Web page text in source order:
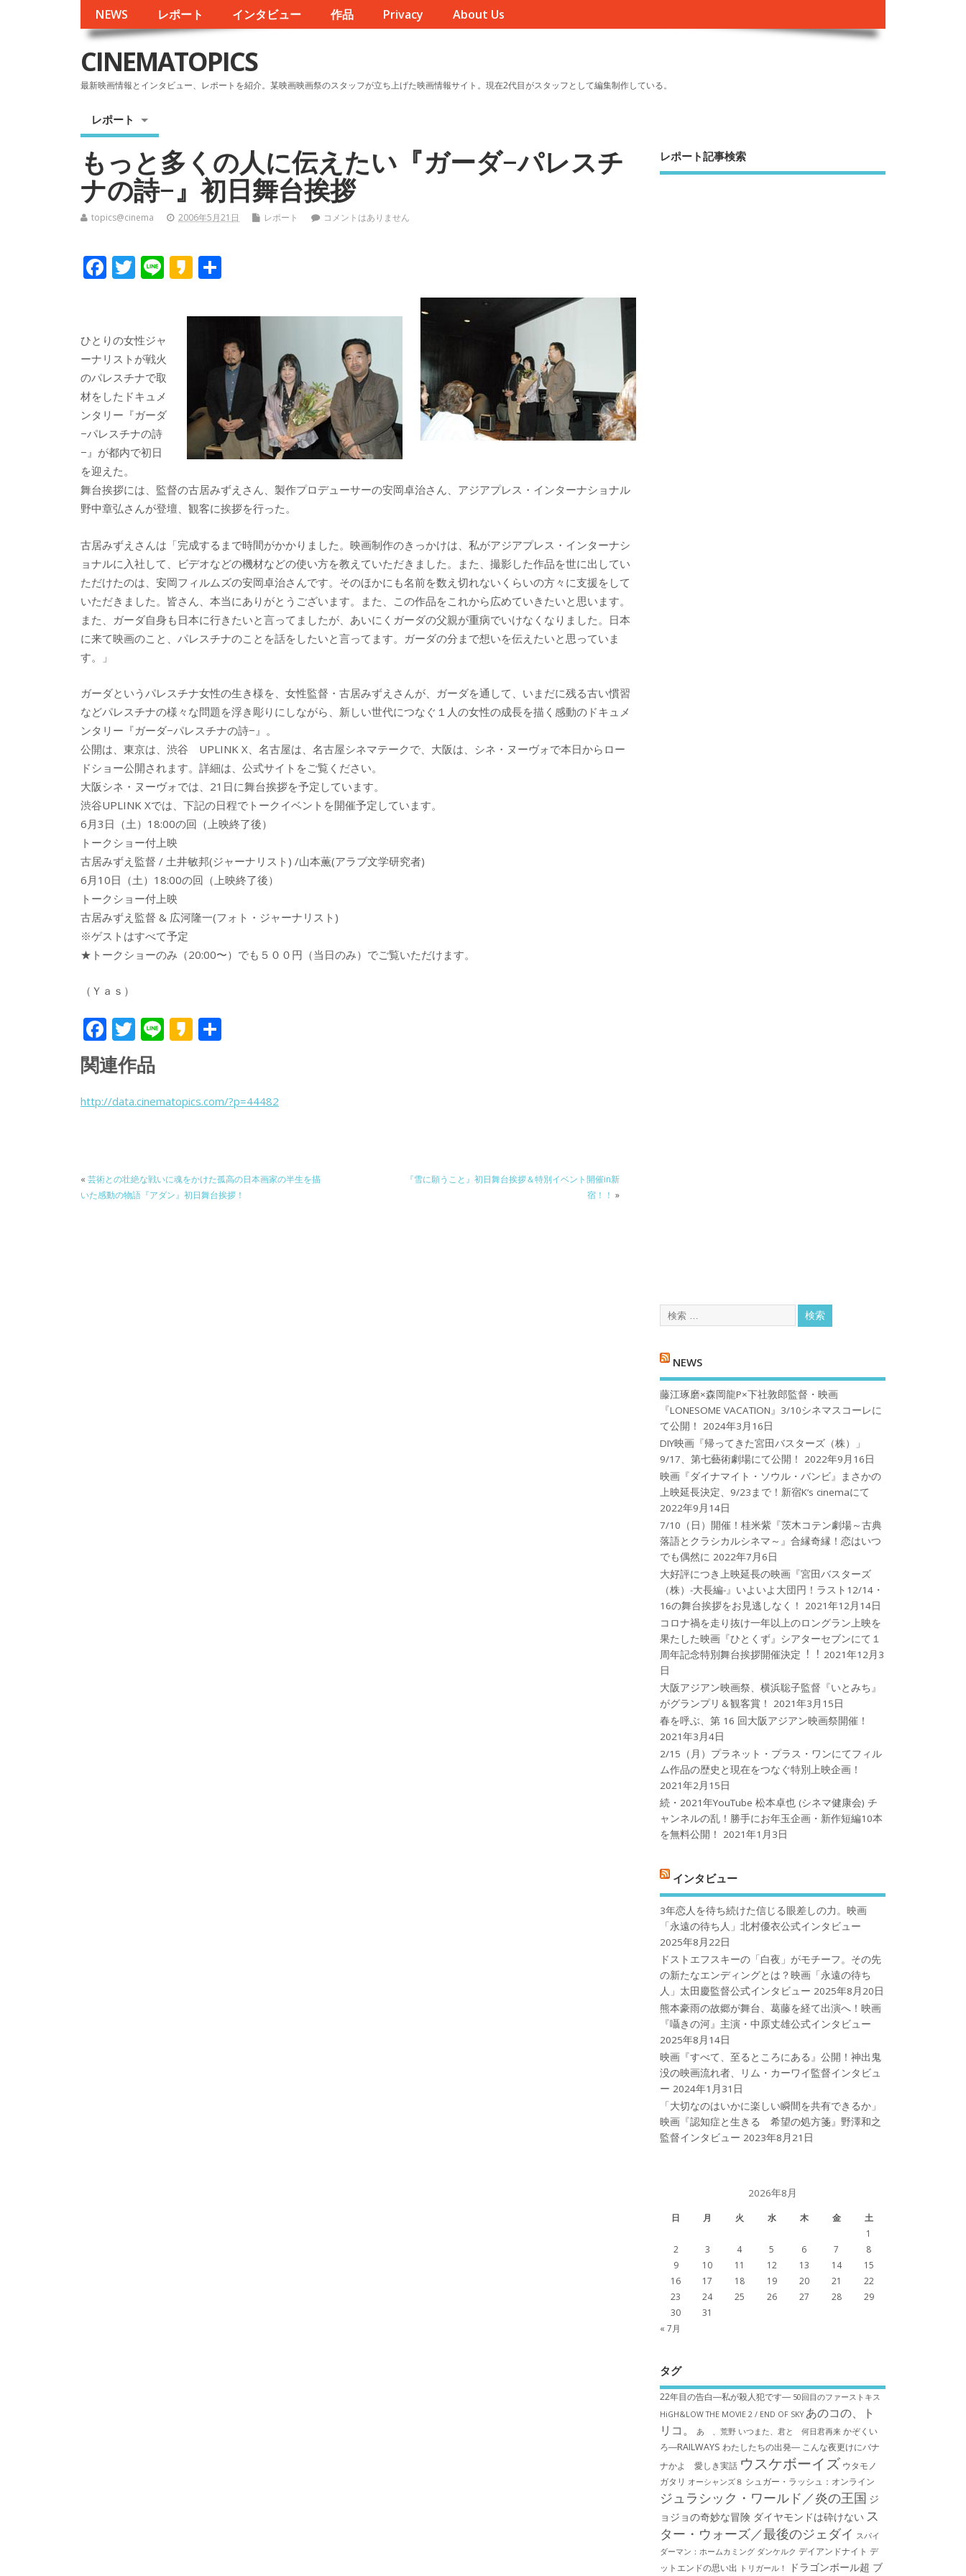
NEWS レポート インタビュー 作品 Privacy About Us
CINEMATOPICS
最新映画情報とインタビュー、レポートを紹介。某映画映画祭のスタッフが立ち上げた映画情報サイト。現在2代目がスタッフとして編集制作している。
レポート
もっと多くの人に伝えたい『ガーダ−パレスチ
ナの詩−』初日舞台挨拶
topics@cinema 2006年5月21日 レポート コメントはありません
F
b
o
o
k
T
er
Li K
k
ひとりの女性ジャ
ーナリストが戦火
のパレスチナで取
材をしたドキュメ
ンタリー『ガーダ
−パレスチナの詩
−』が都内で初日
を迎えた。
舞台挨拶には、監督の古居みずえさん、製作プロデューサーの安岡卓治さん、アジアプレス・インターナショナル
野中章弘さんが登壇、観客に挨拶を行った。
古居みずえさんは「完成するまで時間がかかりました。映画制作のきっかけは、私がアジアプレス・インターナシ
ョナルに入社して、ビデオなどの機材などの使い方を教えていただきました。また、撮影した作品を世に出してい
ただけたのは、安岡フィルムズの安岡卓治さんです。そのほかにも名前を数え切れないくらいの方々に支援をして
いただきました。皆さん、本当にありがとうございます。また、この作品をこれから広めていきたいと思います。
また、ガーダ自身も日本に行きたいと言ってましたが、あいにくガーダの父親が重病でいけなくなりました。日本
に来て映画のこと、パレスチナのことを話をしたいと言ってます。ガーダの分まで想いを伝えたいと思っていま
す。」
ガーダというパレスチナ女性の生き様を、女性監督・古居みずえさんが、ガーダを通して、いまだに残る古い慣習
などパレスチナの様々な問題を浮き彫りにしながら、新しい世代につなぐ１人の女性の成長を描く感動のドキュメ
ンタリー『ガーダ−パレスチナの詩−』。
公開は、東京は、渋谷 UPLINK X、名古屋は、名古屋シネマテークで、大阪は、シネ・ヌーヴォで本日からロー
ドショー公開されます。詳細は、公式サイトをご覧ください。
大阪シネ・ヌーヴォでは、21日に舞台挨拶を予定しています。
渋谷UPLINK Xでは、下記の日程でトークイベントを開催予定しています。
6月3日（土）18:00の回（上映終了後）
トークショー付上映
古居みずえ監督 / 土井敏邦(ジャーナリスト) /山本薫(アラブ文学研究者)
6月10日（土）18:00の回（上映終了後）
トークショー付上映
古居みずえ監督 & 広河隆一(フォト・ジャーナリスト)
※ゲストはすべて予定
★トークショーのみ（20:00〜）でも５００円（当日のみ）でご覧いただけます。
（Ｙａｓ）
F
ac
e
b
T
w
itt
er
Li K
a
関連作品
http://data.cinematopics.com/?p=44482
« 芸術との壮絶な戦いに魂をかけた孤高の日本画家の半生を描
いた感動の物語『アダン』初日舞台挨拶！
『雪に願うこと』初日舞台挨拶＆特別イベント開催in新
宿！！ »
レポート記事検索
NEWS
藤江琢磨×森岡龍P×下社敦郎監督・映画
『LONESOME VACATION』3/10シネマスコーレに
て公開！
2024年3月16日
DIY映画『帰ってきた宮田バスターズ（株）」
9/17、第七藝術劇場にて公開！
2022年9月16日
映画『ダイナマイト・ソウル・バンビ』まさかの
上映延長決定、9/23まで！新宿K’s cinemaにて
2022年9月14日
7/10（日）開催！桂米紫『茨木コテン劇場～古典
落語とクラシカルシネマ～』合縁奇縁！恋はいつ
でも偶然に 2022年7月6日
大好評につき上映延長の映画『宮田バスターズ
（株）-大長編-』いよいよ大団円！ラスト12/14・
16の舞台挨拶をお見逃しなく！
2021年12月14日
コロナ禍を⾛り抜け⼀年以上のロングラン上映を
果たした映画『ひとくず』シアターセブンにて１
周年記念特別舞台挨拶開催決定︕︕ 2021年12月3
日
大阪アジアン映画祭、横浜聡子監督『いとみち』
がグランプリ＆観客賞！
2021年3月15日
春を呼ぶ、第 16 回大阪アジアン映画祭開催！
2021年3月4日
2/15（月）プラネット・プラス・ワンにてフィル
ム作品の歴史と現在をつなぐ特別上映企画！
2021年2月15日
続・2021年YouTube 松本卓也 (シネマ健康会) チ
ャンネルの乱！勝手にお年玉企画・新作短編10本
を無料公開！
2021年1月3日
インタビュー
3年恋人を待ち続けた信じる眼差しの力。映画
「永遠の待ち人」北村優衣公式インタビュー
2025年8月22日
ドストエフスキーの「白夜」がモチーフ。その先
の新たなエンディングとは？映画「永遠の待ち
人」太田慶監督公式インタビュー 2025年8月20日
熊本豪雨の故郷が舞台、葛藤を経て出演へ！映画
『囁きの河』主演・中原丈雄公式インタビュー
2025年8月14日
映画『すべて、至るところにある』公開！神出鬼
没の映画流れ者、リム・カーワイ監督インタビュ
ー 2024年1月31日
「大切なのはいかに楽しい瞬間を共有できるか」
映画『認知症と生きる 希望の処方箋』野澤和之
監督インタビュー 2023年8月21日
2026年8月
日 月 火 水 木 金
土
1
2
3 4 5 6 7
8
9
10 11 12 13 14
15
16
17 18 19 20 21
22
23
24 25 26 27 28
29
30
31
« 7月
タグ
22年目の告白―私が殺人犯です― 50回目のファーストキス
HiGH&LOW THE MOVIE 2 / END OF SKY あのコの、ト
リコ。
あゝ、荒野 いつまた、君と 何日君再来 かぞくい
ろ―RAILWAYS わたしたちの出発― こんな夜更けにバナ
ナかよ 愛しき実話 ウスケボーイズ ウタモノ
ガタリ オーシャンズ８ シュガー・ラッシュ：オ​ンライン
ジュラシック・ワールド／炎の王国 ジ
ョジョの奇妙な冒険 ダイヤモンドは砕けない ス
ター・ウォーズ／最後のジェダイ スパイ
ダーマン：ホームカミング ダンケルク デイアンドナイト デ
ットエンドの思い出
トリガール！ ドラゴンボール超 ブ